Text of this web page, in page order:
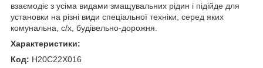
взаємодіє з усіма видами змащувальних рідин і підійде для
установки на різні види спеціальної техніки, серед яких
комунальна, с/х, будівельно-дорожня.
Характеристики:
Код: H20C22X016